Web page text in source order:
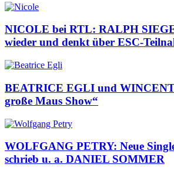
NICOLE bei RTL: RALPH
wieder und denkt über ESC-
BEATRICE EGLI und
große Maus Show“
WOLFGANG PETRY: Neue
schrieb u. a. DANIEL SOMMER